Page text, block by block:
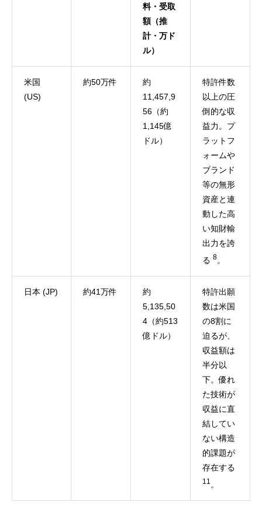
料・受取
額（推
計・万ド
ル）
米国
(US)
約50万件
約
11,457,9
56（約
1,145億
ドル）
特許件数
以上の圧
倒的な収
益力。プ
ラットフ
ォームや
ブランド
等の無形
資産と連
動した高
い知財輸
出力を誇
る 8。
日本 (JP) 約41万件
約
5,135,50
4（約513
億ドル）
特許出願
数は米国
の8割に
迫るが、
収益額は
半分以
下。優れ
た技術が
収益に直
結してい
ない構造
的課題が
存在する
11 。